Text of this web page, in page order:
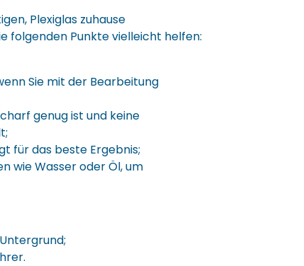
Plexiglas zuhause
folgenden Punkte vielleicht helfen:
Sie mit der Bearbeitung
genug ist und keine
für das beste Ergebnis;
wie Wasser oder Öl, um